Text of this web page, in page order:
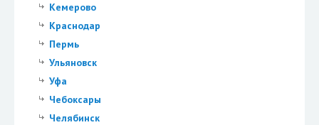
Кемерово
Краснодар
Пермь
Ульяновск
Уфа
Чебоксары
Челябинск